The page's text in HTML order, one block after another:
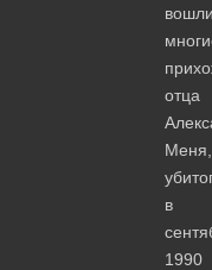
отца
Меня,
в
1990